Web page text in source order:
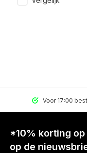
Voor 17:00
*10% korting
op de